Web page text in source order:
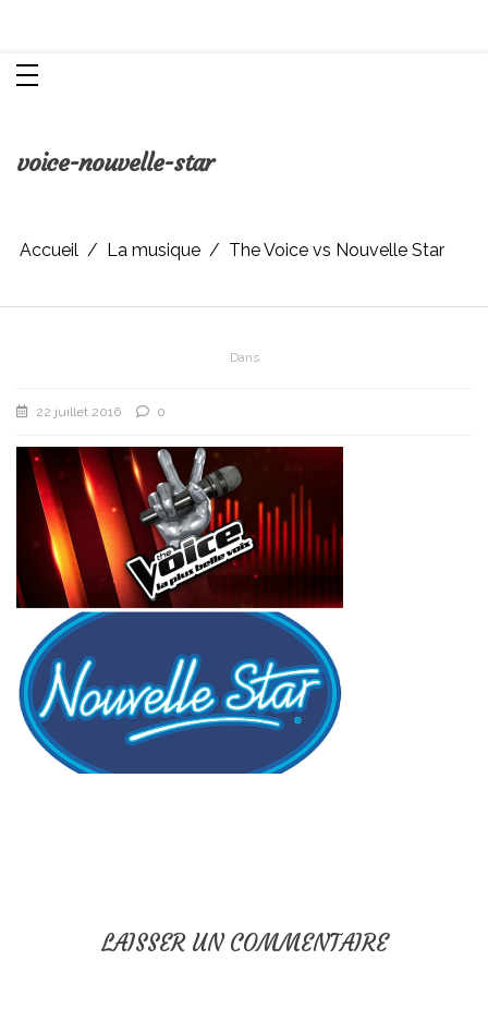
voice-nouvelle-star
Accueil La musique The Voice vs Nouvelle Star
Dans
22 juillet 2016 0
LAISSER UN COMMENTAIRE